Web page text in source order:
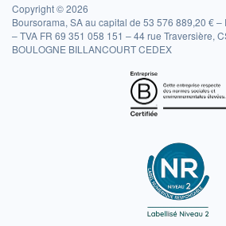
Copyright © 2026
Boursorama, SA au capital de 53 576 889,20 €
– TVA FR 69 351 058 151 – 44 rue Traversière,
BOULOGNE BILLANCOURT CEDEX